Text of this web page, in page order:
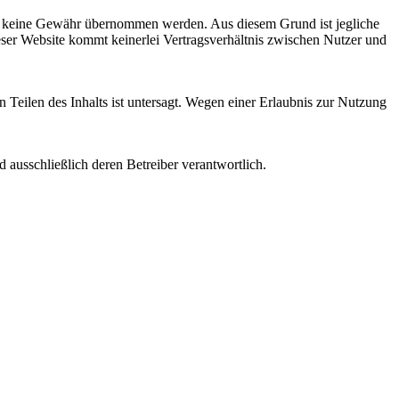
Gewähr übernommen werden. Aus diesem Grund ist jegliche
Website kommt keinerlei Vertragsverhältnis zwischen Nutzer und
des Inhalts ist untersagt. Wegen einer Erlaubnis zur Nutzung
deren Betreiber verantwortlich.